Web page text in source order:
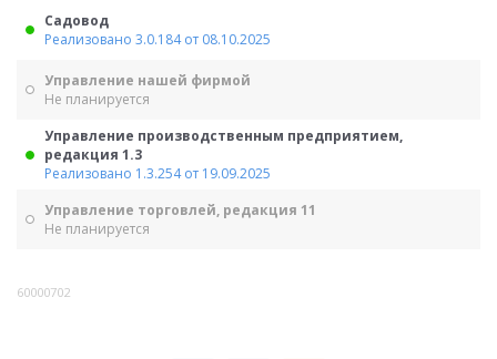
Садовод
Реализовано 3.0.184 от 08.10.2025
Управление нашей фирмой
Не планируется
Управление производственным предприятием,
редакция 1.3
Реализовано 1.3.254 от 19.09.2025
Управление торговлей, редакция 11
Не планируется
60000702